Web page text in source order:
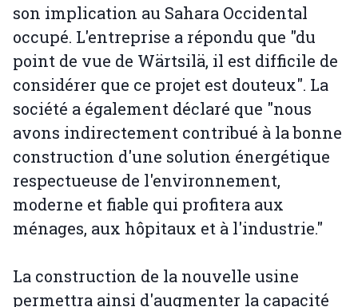
son implication au Sahara Occidental
occupé. L'entreprise a répondu que "du
point de vue de Wärtsilä, il est difficile de
considérer que ce projet est douteux". La
société a également déclaré que "nous
avons indirectement contribué à la bonne
construction d'une solution énergétique
respectueuse de l'environnement,
moderne et fiable qui profitera aux
ménages, aux hôpitaux et à l'industrie."
La construction de la nouvelle usine
permettra ainsi d'augmenter la capacité